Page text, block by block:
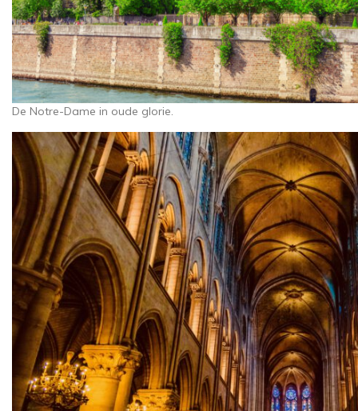
De Notre-Dame in oude glorie.